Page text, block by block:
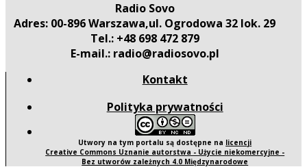
Radio Sovo
Adres: 00-896 Warszawa,ul. Ogrodowa 32 lok. 29
Tel.: +48 698 472 879
E-mail.: radio@radiosovo.pl
Kontakt
Polityka prywatności
Utwory na tym portalu są dostępne na licencji
Creative Commons Uznanie autorstwa - Użycie niekomercyjne -
Bez utworów zależnych 4.0 Międzynarodowe